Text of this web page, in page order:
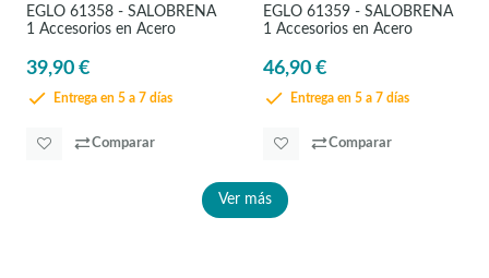
EGLO 61358 - SALOBRENA
1 Accesorios en Acero
39,90 €
Entrega en 5 a 7 días
Comparar
EGLO 61359 - SALOBRENA
1 Accesorios en Acero
46,90 €
Entrega en 5 a 7 días
Comparar
Ver más